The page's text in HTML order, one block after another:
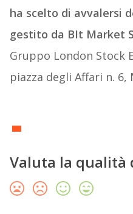
ha scelto di avvalersi
gestito da BIt Market
Gruppo London Stock
piazza degli Affari n. 6,
Valuta la qualità